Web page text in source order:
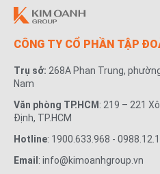
CÔNG TY CỔ PHẦN TẬP
Trụ sở: 268A Phan Trung,
Nam
Văn phòng TP.HCM : 219 – 221
Định, TP.HCM
Hotline: 1900.633.968 -
Email : info@kimoanhgroup.vn